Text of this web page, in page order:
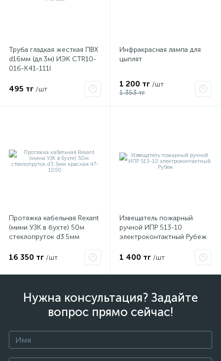
Труба гладкая жесткая ПВХ
d16мм (дл.3м) ИЭК CTR10-
016-K41-111I
495 тг /шт
Инфракрасная лампа для
цыплят
1 200 тг /шт
1 353 тг
Протяжка кабельная Rexant
(мини УЗК в бухте) 50м
стеклопруток d3.5мм
16 350 тг /шт
Извещатель пожарный
ручной ИПР 513-10
электроконтактный Рубеж
1 400 тг /шт
Нужна консультация? Задайте
вопрос прямо сейчас!